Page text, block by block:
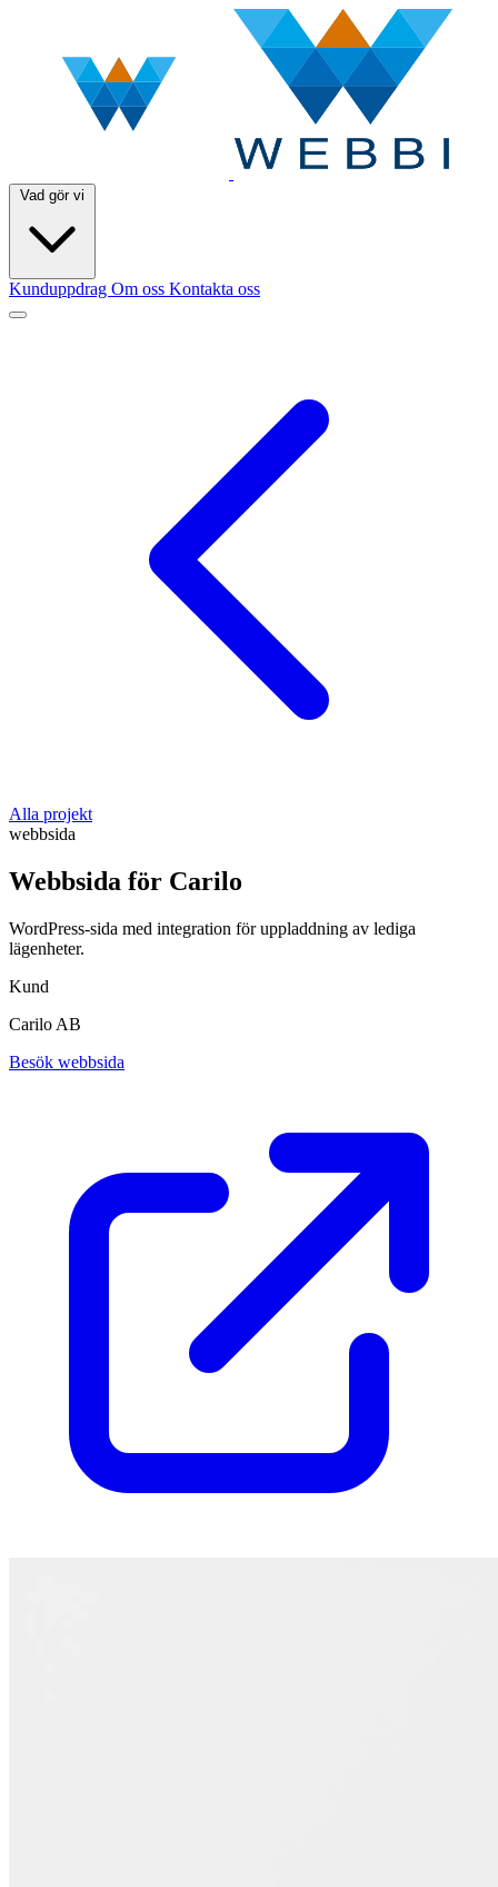
Vad gör vi
Kunduppdrag Om oss Kontakta oss
Alla projekt
webbsida
Webbsida för Carilo
WordPress-sida med integration för uppladdning av lediga
lägenheter.
Kund
Carilo AB
Besök webbsida